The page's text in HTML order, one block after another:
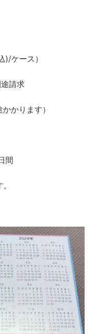
ケース）
請求
かります）
間